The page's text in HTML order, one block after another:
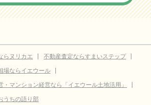
らヌリカエ
不動産査定ならすまいステップ
場ならイエウール
・マンション経営なら「イエウール土地活用」
うちの語り部